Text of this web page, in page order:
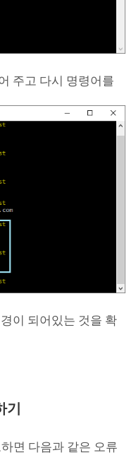
주고 다시 명령어를
이 되어있는 것을 확
면 다음과 같은 오류